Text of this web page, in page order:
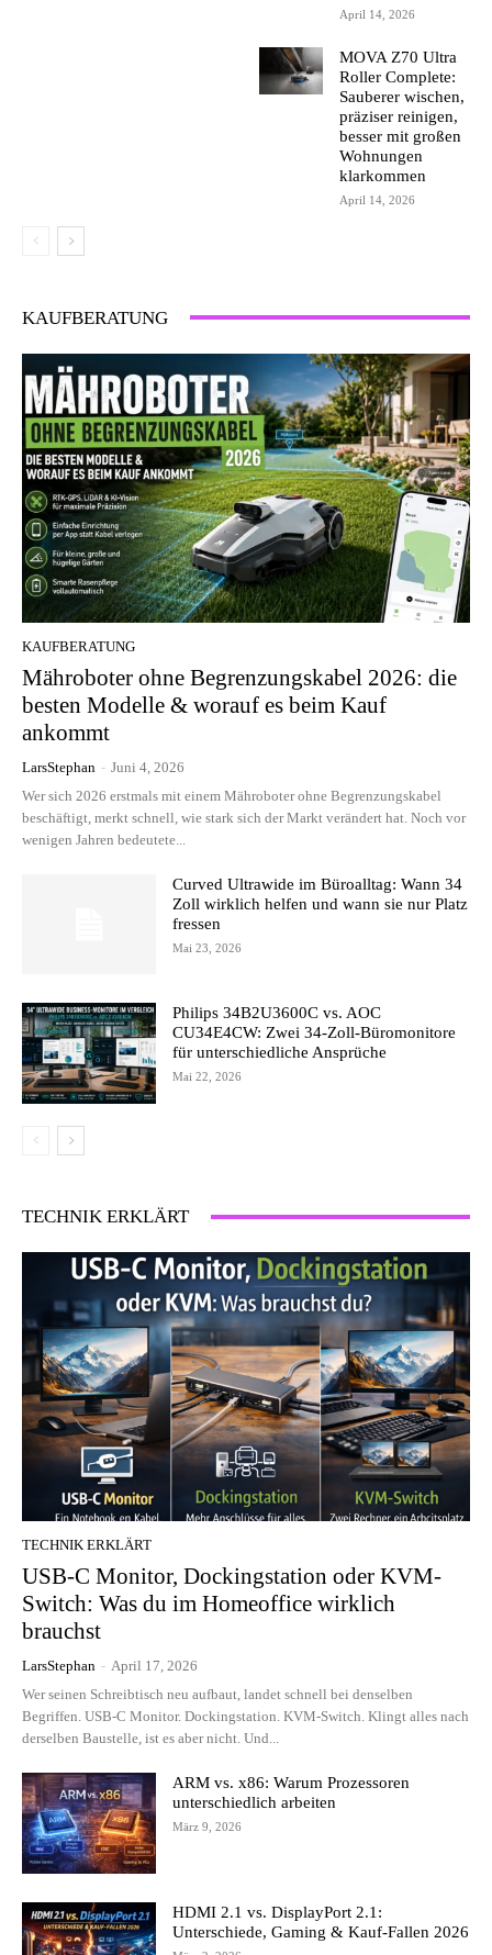
April 14, 2026
MOVA Z70 Ultra
Roller Complete:
Sauberer wischen,
präziser reinigen,
besser mit großen
Wohnungen
klarkommen
April 14, 2026
KAUFBERATUNG
KAUFBERATUNG
Mähroboter ohne Begrenzungskabel 2026: die
besten Modelle & worauf es beim Kauf
ankommt
LarsStephan - Juni 4, 2026
Wer sich 2026 erstmals mit einem Mähroboter ohne Begrenzungskabel
beschäftigt, merkt schnell, wie stark sich der Markt verändert hat. Noch vor
wenigen Jahren bedeutete...
Curved Ultrawide im Büroalltag: Wann 34
Zoll wirklich helfen und wann sie nur Platz
fressen
Mai 23, 2026
Philips 34B2U3600C vs. AOC
CU34E4CW: Zwei 34-Zoll-Büromonitore
für unterschiedliche Ansprüche
Mai 22, 2026
TECHNIK ERKLÄRT
TECHNIK ERKLÄRT
USB-C Monitor, Dockingstation oder KVM-
Switch: Was du im Homeoffice wirklich
brauchst
LarsStephan - April 17, 2026
Wer seinen Schreibtisch neu aufbaut, landet schnell bei denselben
Begriffen. USB-C Monitor. Dockingstation. KVM-Switch. Klingt alles nach
derselben Baustelle, ist es aber nicht. Und...
ARM vs. x86: Warum Prozessoren
unterschiedlich arbeiten
März 9, 2026
HDMI 2.1 vs. DisplayPort 2.1:
Unterschiede, Gaming & Kauf-Fallen 2026